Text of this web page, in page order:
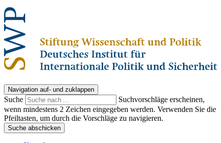
Navigation auf- und zuklappen
Suche
Suchvorschläge erscheinen,
wenn mindestens 2 Zeichen eingegeben werden. Verwenden Sie die
Pfeiltasten, um durch die Vorschläge zu navigieren.
Suche abschicken